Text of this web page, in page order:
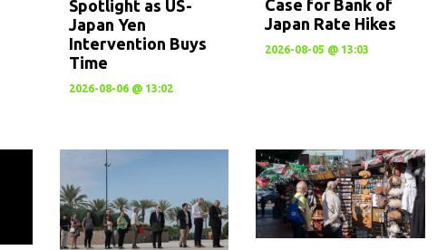
Spotlight as US-
Japan Yen
Intervention Buys
Time
2026-08-06 @ 13:02
Case for Bank of
Japan Rate Hikes
2026-08-05 @ 13:03